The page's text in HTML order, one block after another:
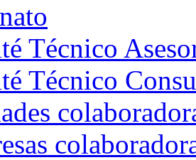
Técnico
Técnico